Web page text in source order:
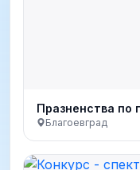
Празненства по
Благоевград